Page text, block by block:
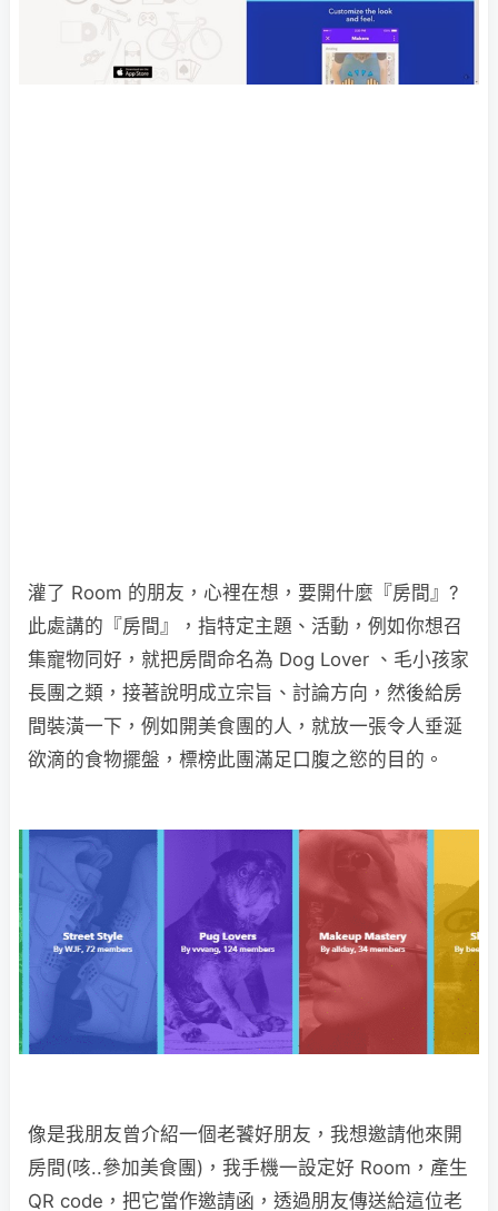
灌了 Room 的朋友，心裡在想，要開什麼『房間』?
此處講的『房間』，指特定主題、活動，例如你想召
集寵物同好，就把房間命名為 Dog Lover 、毛小孩家
長團之類，接著說明成立宗旨、討論方向，然後給房
間裝潢一下，例如開美食團的人，就放一張令人垂涎
欲滴的食物擺盤，標榜此團滿足口腹之慾的目的。
像是我朋友曾介紹一個老饕好朋友，我想邀請他來開
房間(咳..參加美食團)，我手機一設定好 Room，產生
QR code，把它當作邀請函，透過朋友傳送給這位老